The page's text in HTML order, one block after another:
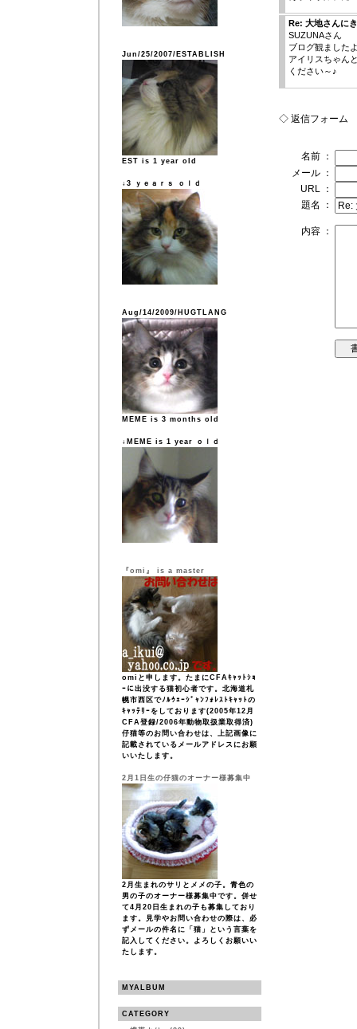
Jun/25/2007/ESTABLISH
EST is 1 year old
↓3 ｙｅａｒｓ ｏｌｄ
Aug/14/2009/HUGTLANG
MEME is 3 months old
↓MEME is 1 year ｏｌｄ
『omi』 is a master
omiと申します。たまにCFAｷｬｯﾄｼｮ
ｰに出没する猫初心者です。北海道札
幌市西区でﾉﾙｳｪｰｼﾞｬﾝﾌｫﾚｽﾄｷｬｯﾄの
ｷｬｯﾃﾘｰをしております(2005年12月
CFA登録/2006年動物取扱業取得済)
仔猫等のお問い合わせは、上記画像に
記載されているメールアドレスにお願
いいたします。
2月1日生の仔猫のオーナー様募集中
2月生まれのサリとメメの子。青色の
男の子のオーナー様募集中です。併せ
て4月20日生まれの子も募集しており
ます。見学やお問い合わせの際は、必
ずメールの件名に「猫」という言葉を
記入してください。よろしくお願いい
たします。
MYALBUM
CATEGORY
Re: 大地さんに
SUZUNAさん
ブログ観ました
アイリスちゃん
ください～♪
◇ 返信フォーム
名前 ：
メール ：
URL ：
題名 ：
内容 ：